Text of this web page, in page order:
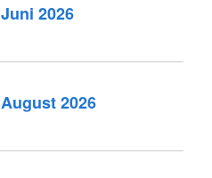
Juni 2026
August 2026